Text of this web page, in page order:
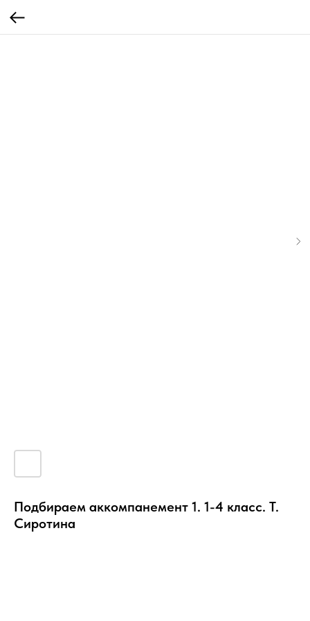
Подбираем аккомпанемент 1. 1-4 класс. Т.
Сиротина